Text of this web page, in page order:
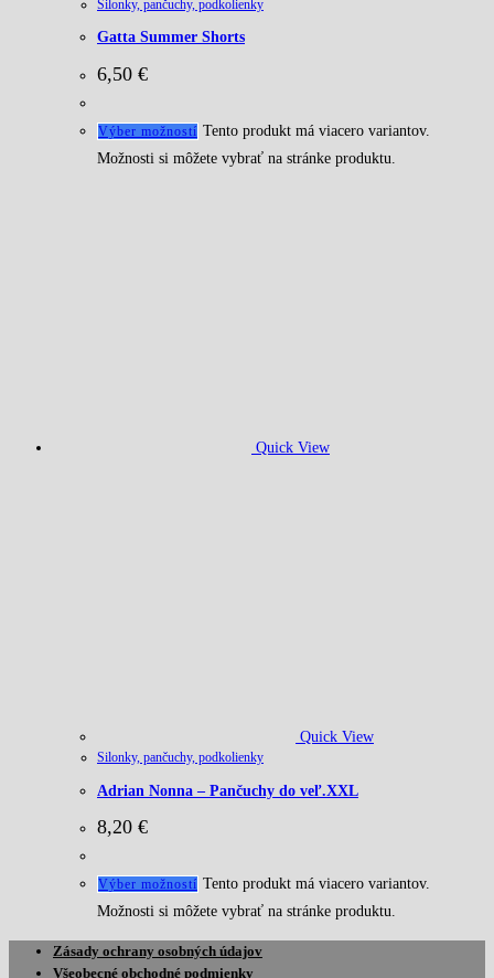
Silonky, pančuchy, podkolienky
Gatta Summer Shorts
6,50 €
Výber možností Tento produkt má viacero variantov.
Možnosti si môžete vybrať na stránke produktu.
Quick View
Quick View
Silonky, pančuchy, podkolienky
Adrian Nonna – Pančuchy do veľ.XXL
8,20 €
Výber možností Tento produkt má viacero variantov.
Možnosti si môžete vybrať na stránke produktu.
Zásady ochrany osobných údajov
Všeobecné obchodné podmienky